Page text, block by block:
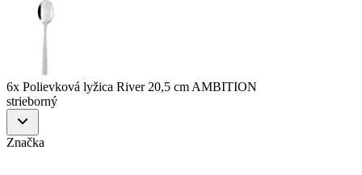
6x Polievková lyžica River 20,5 cm AMBITION
strieborný
Značka